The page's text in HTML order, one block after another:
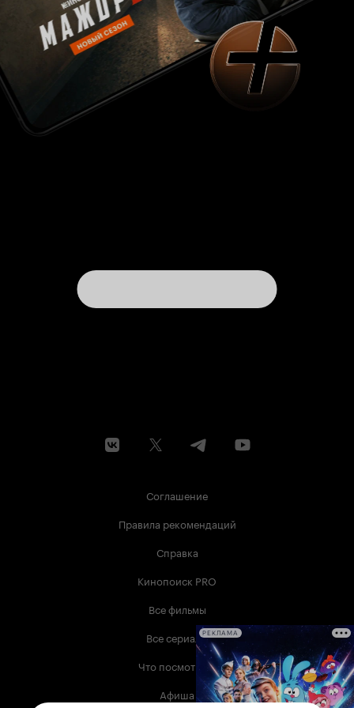
Соглашение
Правила рекомендаций
Справка
Кинопоиск PRO
Все фильмы
Все сериалы
Что посмотреть
Афиша
РЕКЛАМА